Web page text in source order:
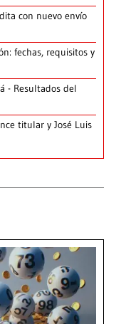
con nuevo envío
fechas, requisitos y
- Resultados del
titular y José Luis